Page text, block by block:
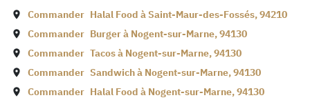
Commander Halal Food àSaint-Maur-des-Fossés,94210
Commander Burger à Nogent-sur-Marne,94130
Commander Tacos à Nogent-sur-Marne,94130
Commander Sandwich à Nogent-sur-Marne,94130
Commander Halal Food à Nogent-sur-Marne,94130